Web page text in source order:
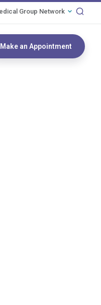
Group Network
Make an Appointment